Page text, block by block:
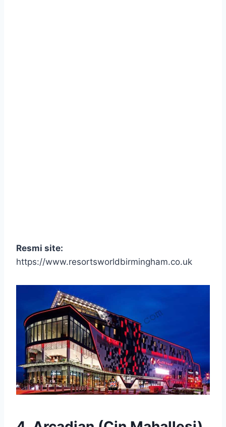
Resmi site:
https://www.resortsworldbirmingham.co.uk